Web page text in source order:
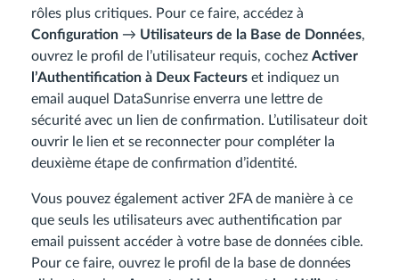
rôles plus critiques. Pour ce faire, accédez à
Configuration → Utilisateurs de la Base de Données,
ouvrez le profil de l’utilisateur requis, cochez Activer
l’Authentification à Deux Facteurs et indiquez un
email auquel DataSunrise enverra une lettre de
sécurité avec un lien de confirmation. L’utilisateur doit
ouvrir le lien et se reconnecter pour compléter la
deuxième étape de confirmation d’identité.
Vous pouvez également activer 2FA de manière à ce
que seuls les utilisateurs avec authentification par
email puissent accéder à votre base de données cible.
Pour ce faire, ouvrez le profil de la base de données